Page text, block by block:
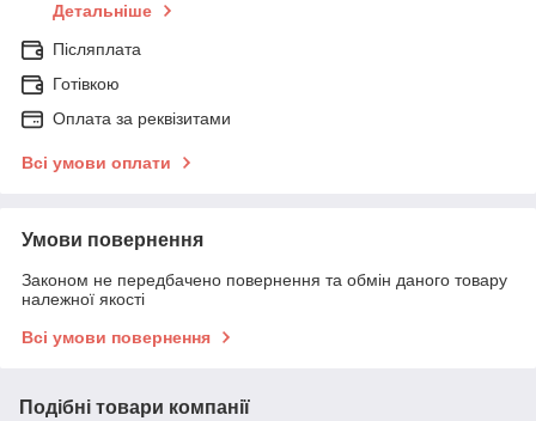
Детальніше
Післяплата
Готівкою
Оплата за реквізитами
Всі умови оплати
Умови повернення
Законом не передбачено повернення та обмін даного товару
належної якості
Всі умови повернення
Подібні товари компанії